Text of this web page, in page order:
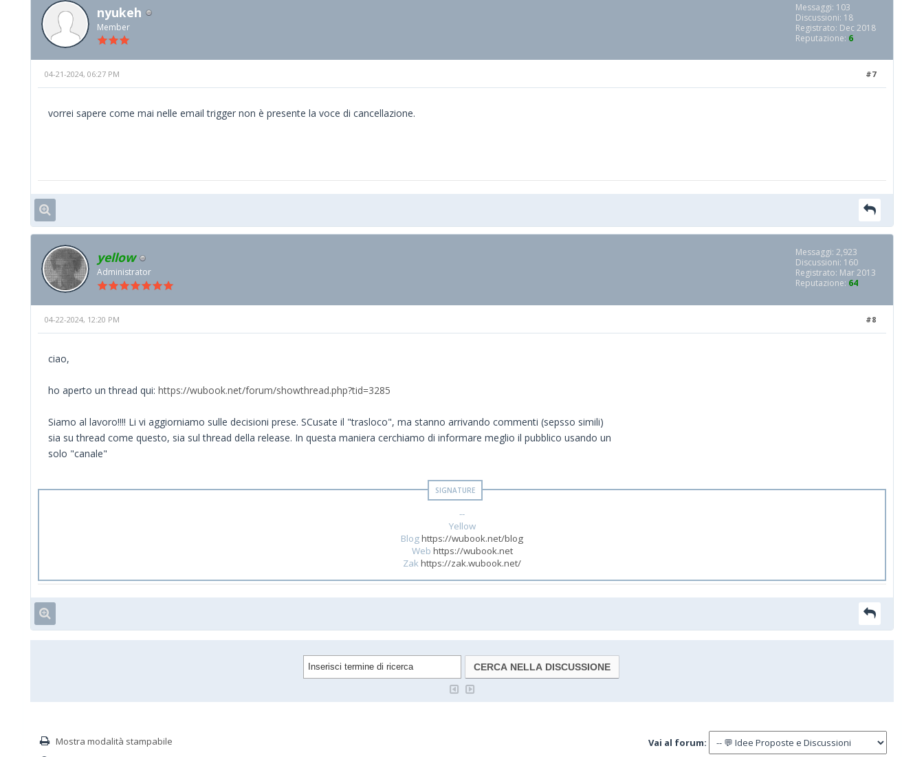
nyukeh
Member
Messaggi: 103
Discussioni: 18
Registrato: Dec 2018
Reputazione: 6
#7
04-21-2024, 06:27 PM
vorrei sapere come mai nelle email trigger non è presente la voce di cancellazione.
yellow
Administrator
Messaggi: 2,923
Discussioni: 160
Registrato: Mar 2013
Reputazione: 64
#8
04-22-2024, 12:20 PM
ciao,
ho aperto un thread qui: https://wubook.net/forum/showthread.php?tid=3285
Siamo al lavoro!!!! Li vi aggiorniamo sulle decisioni prese. SCusate il "trasloco", ma stanno arrivando commenti (sepsso simili)
sia su thread come questo, sia sul thread della release. In questa maniera cerchiamo di informare meglio il pubblico usando un
solo "canale"
--
Yellow
Bloghttps://wubook.net/blog
Web https://wubook.net
Zakhttps://zak.wubook.net/
Mostra modalità stampabile
Vai al forum: